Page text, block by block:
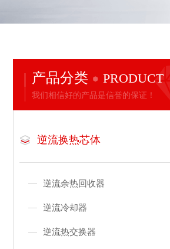
产品分类 PRODUCT
我们相信好的产品是信誉的保证！
逆流换热芯体
逆流余热回收器
逆流冷却器
逆流热交换器